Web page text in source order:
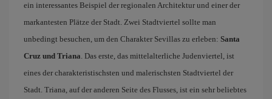
ein interessantes Beispiel der regionalen Architektur und einer der
markantesten Plätze der Stadt. Zwei Stadtviertel sollte man
unbedingt besuchen, um den Charakter Sevillas zu erleben: Santa
Cruz und Triana. Das erste, das mittelalterliche Judenviertel, ist
eines der charakteristischsten und malerischsten Stadtviertel der
Stadt. Triana, auf der anderen Seite des Flusses, ist ein sehr beliebtes